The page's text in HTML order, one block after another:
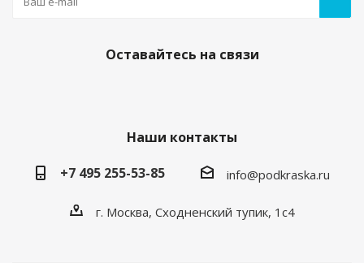
Оставайтесь на связи
Наши контакты
+7 495 255-53-85
info@podkraska.ru
г. Москва, Сходненский тупик, 1с4